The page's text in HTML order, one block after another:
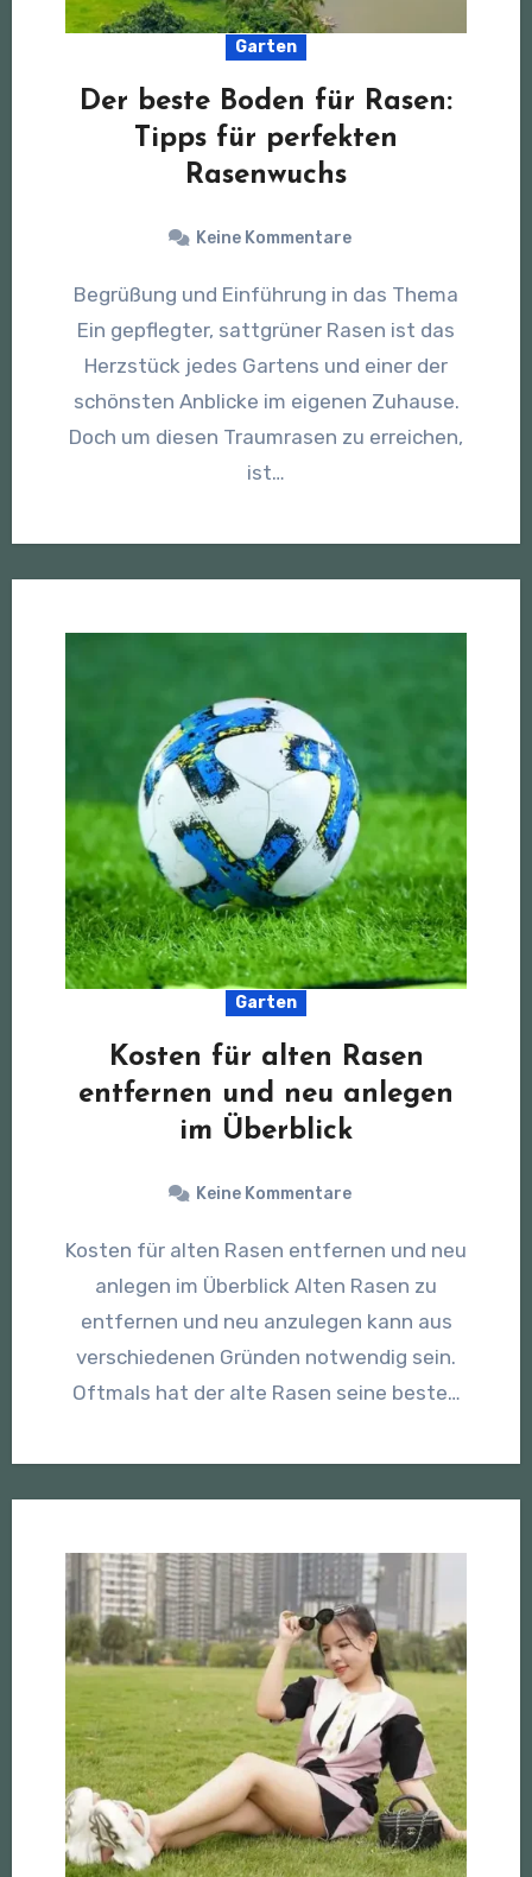
Garten
Der beste Boden für Rasen:
Tipps für perfekten
Rasenwuchs
Keine Kommentare
Begrüßung und Einführung in das Thema
Ein gepflegter, sattgrüner Rasen ist das
Herzstück jedes Gartens und einer der
schönsten Anblicke im eigenen Zuhause.
Doch um diesen Traumrasen zu erreichen,
ist…
Garten
Kosten für alten Rasen
entfernen und neu anlegen
im Überblick
Keine Kommentare
Kosten für alten Rasen entfernen und neu
anlegen im Überblick Alten Rasen zu
entfernen und neu anzulegen kann aus
verschiedenen Gründen notwendig sein.
Oftmals hat der alte Rasen seine beste…